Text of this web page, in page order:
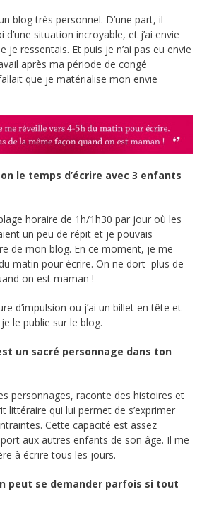
blog très personnel. D’une part, il
d’une situation incroyable, et j’ai envie
je ressentais. Et puis je n’ai pas eu envie
après ma période de congé
que je matérialise mon envie
le temps d’écrire avec 3 enfants
horaire de 1h/1h30 par jour où les
un peu de répit et je pouvais
de mon blog. En ce moment, je me
matin pour écrire. On ne dort plus de
on est maman !
d’impulsion ou j’ai un billet en tête et
le publie sur le blog.
un sacré personnage dans ton
personnages, raconte des histoires et
littéraire qui lui permet de s’exprimer
Cette capacité est assez
aux autres enfants de son âge. Il me
à écrire tous les jours.
peut se demander parfois si tout